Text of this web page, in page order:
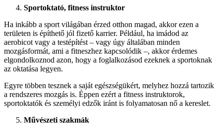
Sportoktató, fitness instruktor
Ha inkább a sport világában érzed otthon magad, akkor ezen a
területen is építhető jól fizető karrier. Például, ha imádod az
aerobicot vagy a testépítést – vagy úgy általában minden
mozgásformát, ami a fitneszhez kapcsolódik –, akkor érdemes
elgondolkoznod azon, hogy a foglalkozásod ezeknek a sportoknak
az oktatása legyen.
Egyre többen tesznek a saját egészségükért, melyhez hozzá tartozik
a rendszeres mozgás is. Éppen ezért a fitness instruktorok,
sportoktatók és személyi edzők iránt is folyamatosan nő a kereslet.
Művészeti szakmák